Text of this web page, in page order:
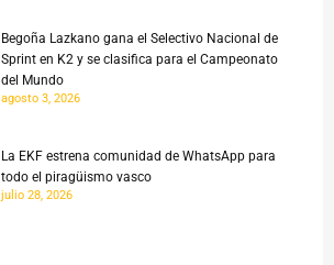
Begoña Lazkano gana el Selectivo Nacional de
Sprint en K2 y se clasifica para el Campeonato
del Mundo
agosto 3, 2026
La EKF estrena comunidad de WhatsApp para
todo el piragüismo vasco
julio 28, 2026